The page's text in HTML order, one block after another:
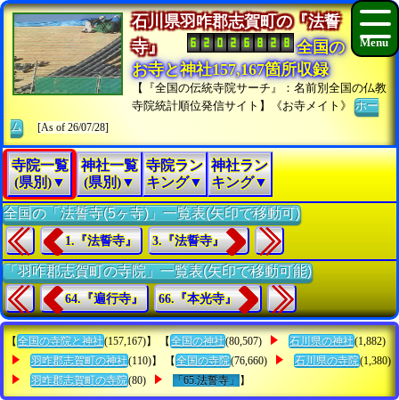
石川県羽咋郡志賀町の『法誓
寺』
全国の
お寺と神社157,167箇所収録
【『全国の伝統寺院サーチ』：名前別全国の仏教
寺院統計順位発信サイト】《お寺メイト》ホー
ム
[As of 26/07/28]
寺院一覧
(県別)▼
神社一覧
(県別)▼
寺院ラン
キング▼
神社ラン
キング▼
全国の「法誓寺(5ヶ寺)」一覧表(矢印で移動可)
1.『法誓寺』 3.『法誓寺』
「羽咋郡志賀町の寺院」一覧表(矢印で移動可能)
64.『遍行寺』 66.『本光寺』
【 全国の寺院と神社(157,167)】 【 全国の神社(80,507) 石川県の神社(1,882)
羽咋郡志賀町の神社(110)】 【 全国の寺院(76,660) 石川県の寺院(1,380)
羽咋郡志賀町の寺院(80) 「65.法誓寺」 】